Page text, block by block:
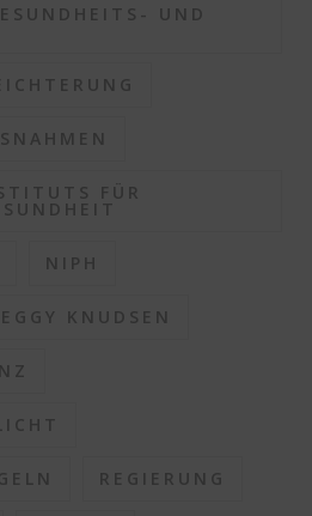
UND
FÜR
NIPH
KNUDSEN
REGIERUNG